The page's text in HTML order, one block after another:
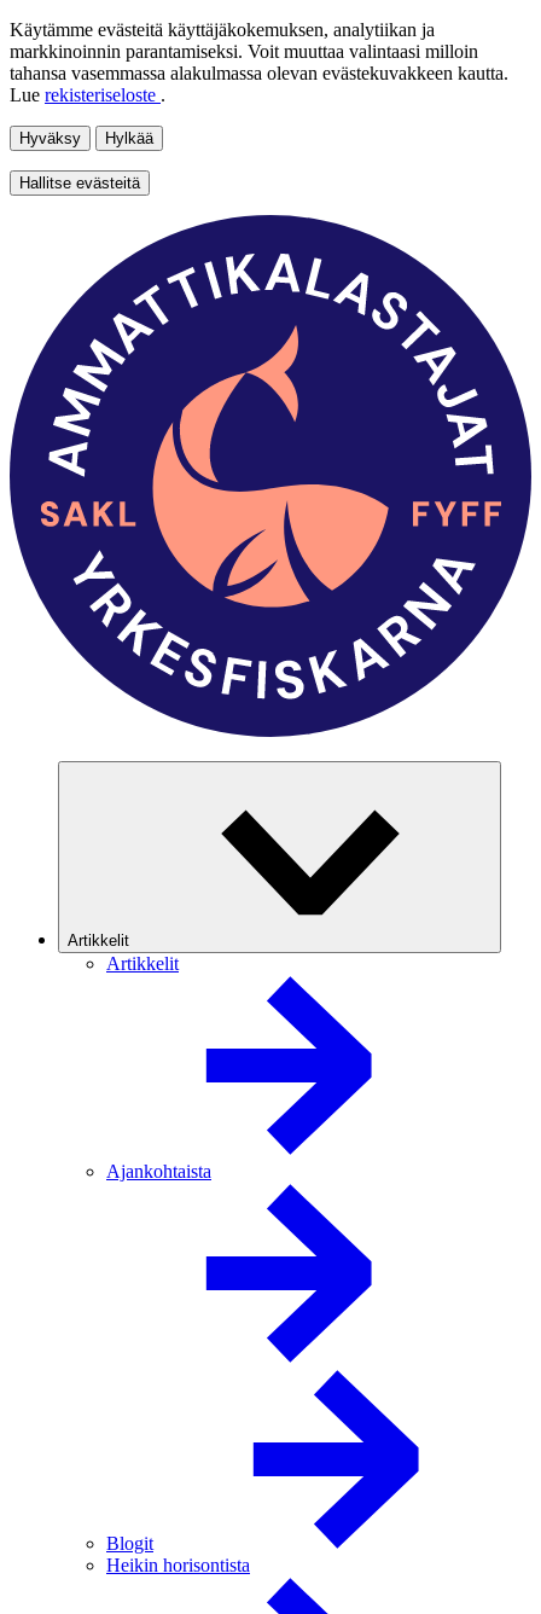
Käytämme evästeitä käyttäjäkokemuksen, analytiikan ja
markkinoinnin parantamiseksi. Voit muuttaa valintaasi milloin
tahansa vasemmassa alakulmassa olevan evästekuvakkeen kautta.
Lue rekisteriseloste .
Hyväksy Hylkää
Hallitse evästeitä
Artikkelit
Artikkelit
Ajankohtaista
Blogit
Heikin horisontista